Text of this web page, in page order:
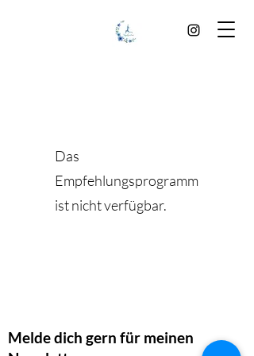
Das
Empfehlungsprogramm
ist nicht verfügbar.
Melde dich gern für meinen